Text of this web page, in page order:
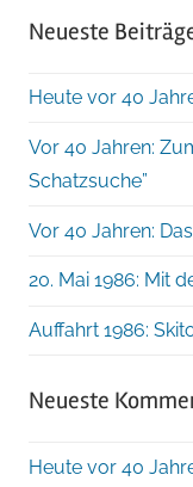
Neueste
Heute vor 40
Vor 40 Jahren:
Schatzsuche”
Vor 40 Jahren:
20. Mai 1986: Mit
Auffahrt 1986:
Neueste
Heute vor 40